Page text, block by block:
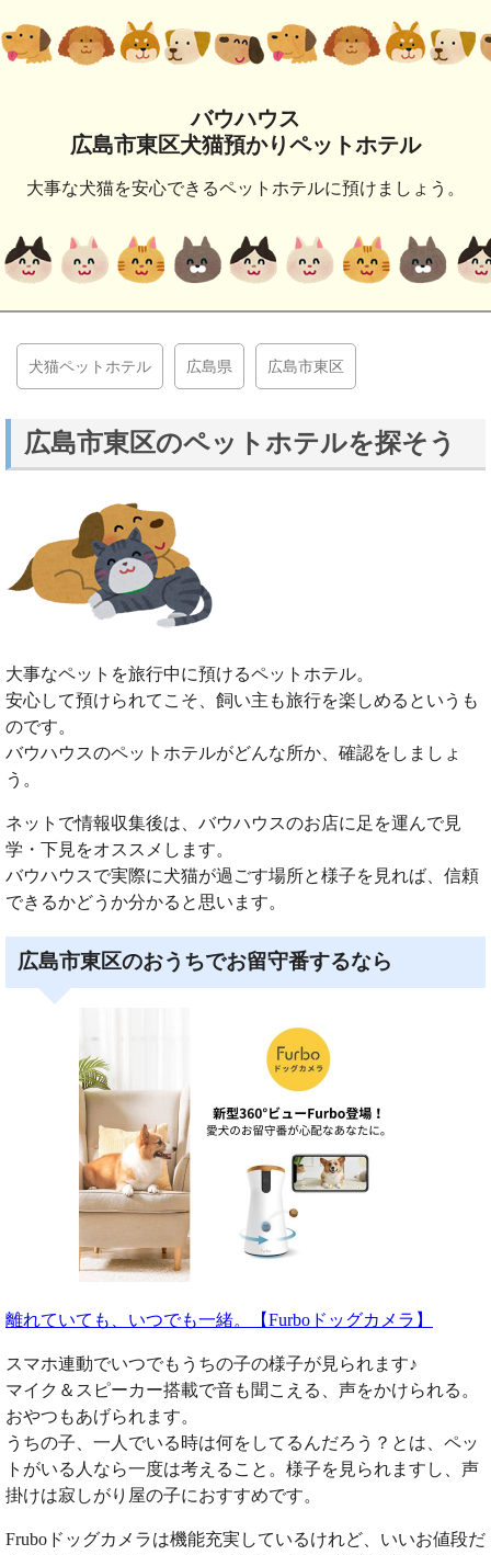
バウハウス
広島市東区犬猫預かりペットホテル
大事な犬猫を安心できるペットホテルに預けましょう。
犬猫ペットホテル 広島県 広島市東区
広島市東区のペットホテルを探そう
大事なペットを旅行中に預けるペットホテル。
安心して預けられてこそ、飼い主も旅行を楽しめるというも
のです。
バウハウスのペットホテルがどんな所か、確認をしましょ
う。
ネットで情報収集後は、バウハウスのお店に足を運んで見
学・下見をオススメします。
バウハウスで実際に犬猫が過ごす場所と様子を見れば、信頼
できるかどうか分かると思います。
広島市東区のおうちでお留守番するなら
離れていても、いつでも一緒。【Furboドッグカメラ】
スマホ連動でいつでもうちの子の様子が見られます♪
マイク＆スピーカー搭載で音も聞こえる、声をかけられる。
おやつもあげられます。
うちの子、一人でいる時は何をしてるんだろう？とは、ペッ
トがいる人なら一度は考えること。様子を見られますし、声
掛けは寂しがり屋の子におすすめです。
Fruboドッグカメラは機能充実しているけれど、いいお値段だ